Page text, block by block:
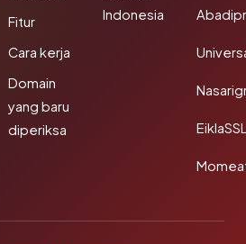
Fitur
Cara kerja
Domain
yang baru
diperiksa
Indonesia